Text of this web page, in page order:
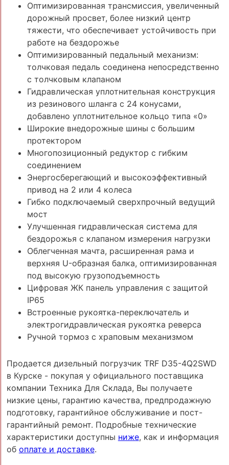
Оптимизированная трансмиссия, увеличенный
дорожный просвет, более низкий центр
тяжести, что обеспечивает устойчивость при
работе на бездорожье
Оптимизированный педальный механизм:
толчковая педаль соединена непосредственно
с толчковым клапаном
Гидравлическая уплотнительная конструкция
из резинового шланга с 24 конусами,
добавлено уплотнительное кольцо типа «0»
Широкие внедорожные шины с большим
протектором
Многопозиционный редуктор с гибким
соединением
Энергосберегающий и высокоэффективный
привод на 2 или 4 колеса
Гибко подключаемый сверхпрочный ведущий
мост
Улучшенная гидравлическая система для
бездорожья с клапаном измерения нагрузки
Облегченная мачта, расширенная рама и
верхняя U-образная балка, оптимизированная
под высокую грузоподъемность
Цифровая ЖК панель управления с защитой
IP65
Встроенные рукоятка-переключатель и
электрогидравлическая рукоятка реверса
Ручной тормоз с храповым механизмом
Продается дизельный погрузчик TRF D35-4Q2SWD
в Курске - покупая у официального поставщика
компании Техника Для Склада, Вы получаете
низкие цены, гарантию качества, предпродажную
подготовку, гарантийное обслуживание и пост-
гарантийный ремонт. Подробные технические
характеристики доступны ниже, как и информация
об оплате и доставке.